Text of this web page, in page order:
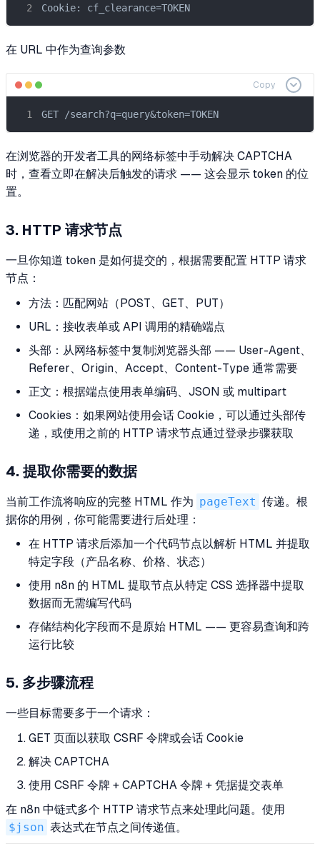
Cookie: cf_clearance=TOKEN
在 URL 中作为查询参数
Copy
GET /search?q=query&token=TOKEN
在浏览器的开发者工具的网络标签中手动解决 CAPTCHA
时，查看立即在解决后触发的请求 —— 这会显示 token 的位
置。
3. HTTP 请求节点
一旦你知道 token 是如何提交的，根据需要配置 HTTP 请求
节点：
方法：匹配网站（POST、GET、PUT）
URL：接收表单或 API 调用的精确端点
头部：从网络标签中复制浏览器头部 —— User-Agent、
Referer、Origin、Accept、Content-Type 通常需要
正文：根据端点使用表单编码、JSON 或 multipart
Cookies：如果网站使用会话 Cookie，可以通过头部传
递，或使用之前的 HTTP 请求节点通过登录步骤获取
4. 提取你需要的数据
当前工作流将响应的完整 HTML 作为 pageText 传递。根
据你的用例，你可能需要进行后处理：
在 HTTP 请求后添加一个代码节点以解析 HTML 并提取
特定字段（产品名称、价格、状态）
使用 n8n 的 HTML 提取节点从特定 CSS 选择器中提取
数据而无需编写代码
存储结构化字段而不是原始 HTML —— 更容易查询和跨
运行比较
5. 多步骤流程
一些目标需要多于一个请求：
GET 页面以获取 CSRF 令牌或会话 Cookie
解决 CAPTCHA
使用 CSRF 令牌 + CAPTCHA 令牌 + 凭据提交表单
在 n8n 中链式多个 HTTP 请求节点来处理此问题。使用
$json 表达式在节点之间传递值。